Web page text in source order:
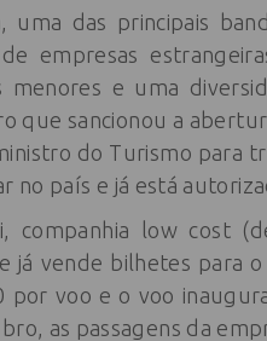
uma das principais
empresas
menores e uma
que sancionou a
do Turismo para
no país e já está
companhia low cost
já vende bilhetes para
por voo e o voo
as passagens da